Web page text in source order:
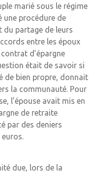
marié sous le régime
une procédure de
du partage de leurs
entre les époux
d’épargne
était de savoir si
de bien propre, donnait
la communauté. Pour
l’épouse avait mis en
de retraite
par des deniers
due, lors de la